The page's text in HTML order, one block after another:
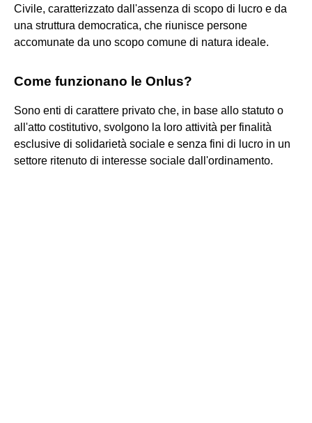
Civile, caratterizzato dall'assenza di scopo di lucro e da
una struttura democratica, che riunisce persone
accomunate da uno scopo comune di natura ideale.
Come funzionano le Onlus?
Sono enti di carattere privato che, in base allo statuto o
all'atto costitutivo, svolgono la loro attività per finalità
esclusive di solidarietà sociale e senza fini di lucro in un
settore ritenuto di interesse sociale dall'ordinamento.